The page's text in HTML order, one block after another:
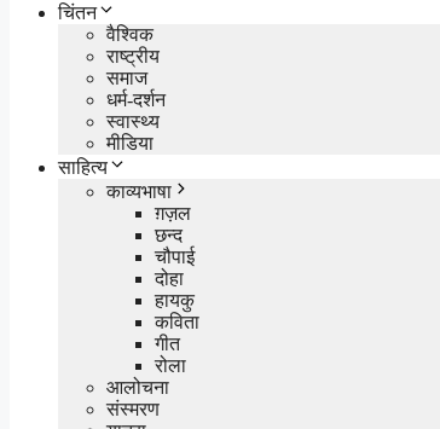
चिंतन
वैश्विक
राष्ट्रीय
समाज
धर्म-दर्शन
स्वास्थ्य
मीडिया
साहित्य
काव्यभाषा
ग़ज़ल
छन्द
चौपाई
दोहा
हायकु
कविता
गीत
रोला
आलोचना
संस्मरण